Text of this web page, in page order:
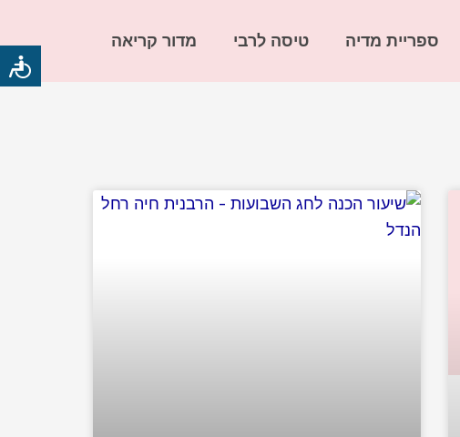
ספריית מדיה טיסה לרבי מדור קריאה